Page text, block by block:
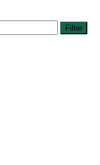
Filter